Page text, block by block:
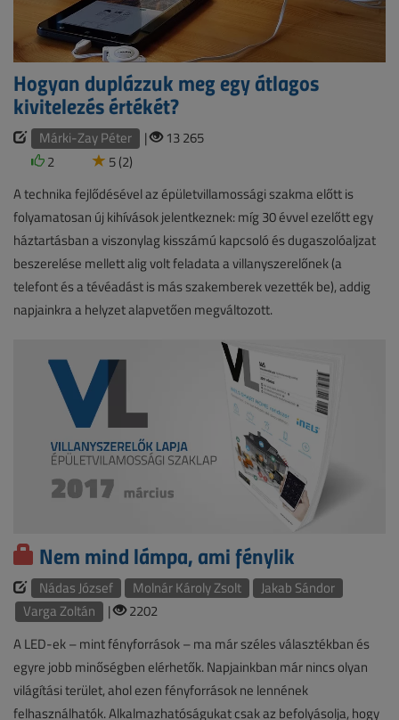
Hogyan duplázzuk meg egy átlagos
kivitelezés értékét?
Márki-Zay Péter |
13 265
2
5 (2)
A technika fejlődésével az épületvillamossági szakma előtt is
folyamatosan új kihívások jelentkeznek: míg 30 évvel ezelőtt egy
háztartásban a viszonylag kisszámú kapcsoló és dugaszolóaljzat
beszerelése mellett alig volt feladata a villanyszerelőnek (a
telefont és a tévéadást is más szakemberek vezették be), addig
napjainkra a helyzet alapvetően megváltozott.
Nem mind lámpa, ami fénylik
Nádas József Molnár Károly Zsolt
Jakab Sándor
Varga Zoltán
|
2202
A LED-ek – mint fényforrások – ma már széles választékban és
egyre jobb minőségben elérhetők. Napjainkban már nincs olyan
világítási terület, ahol ezen fényforrások ne lennének
felhasználhatók. Alkalmazhatóságukat csak az befolyásolja, hogy